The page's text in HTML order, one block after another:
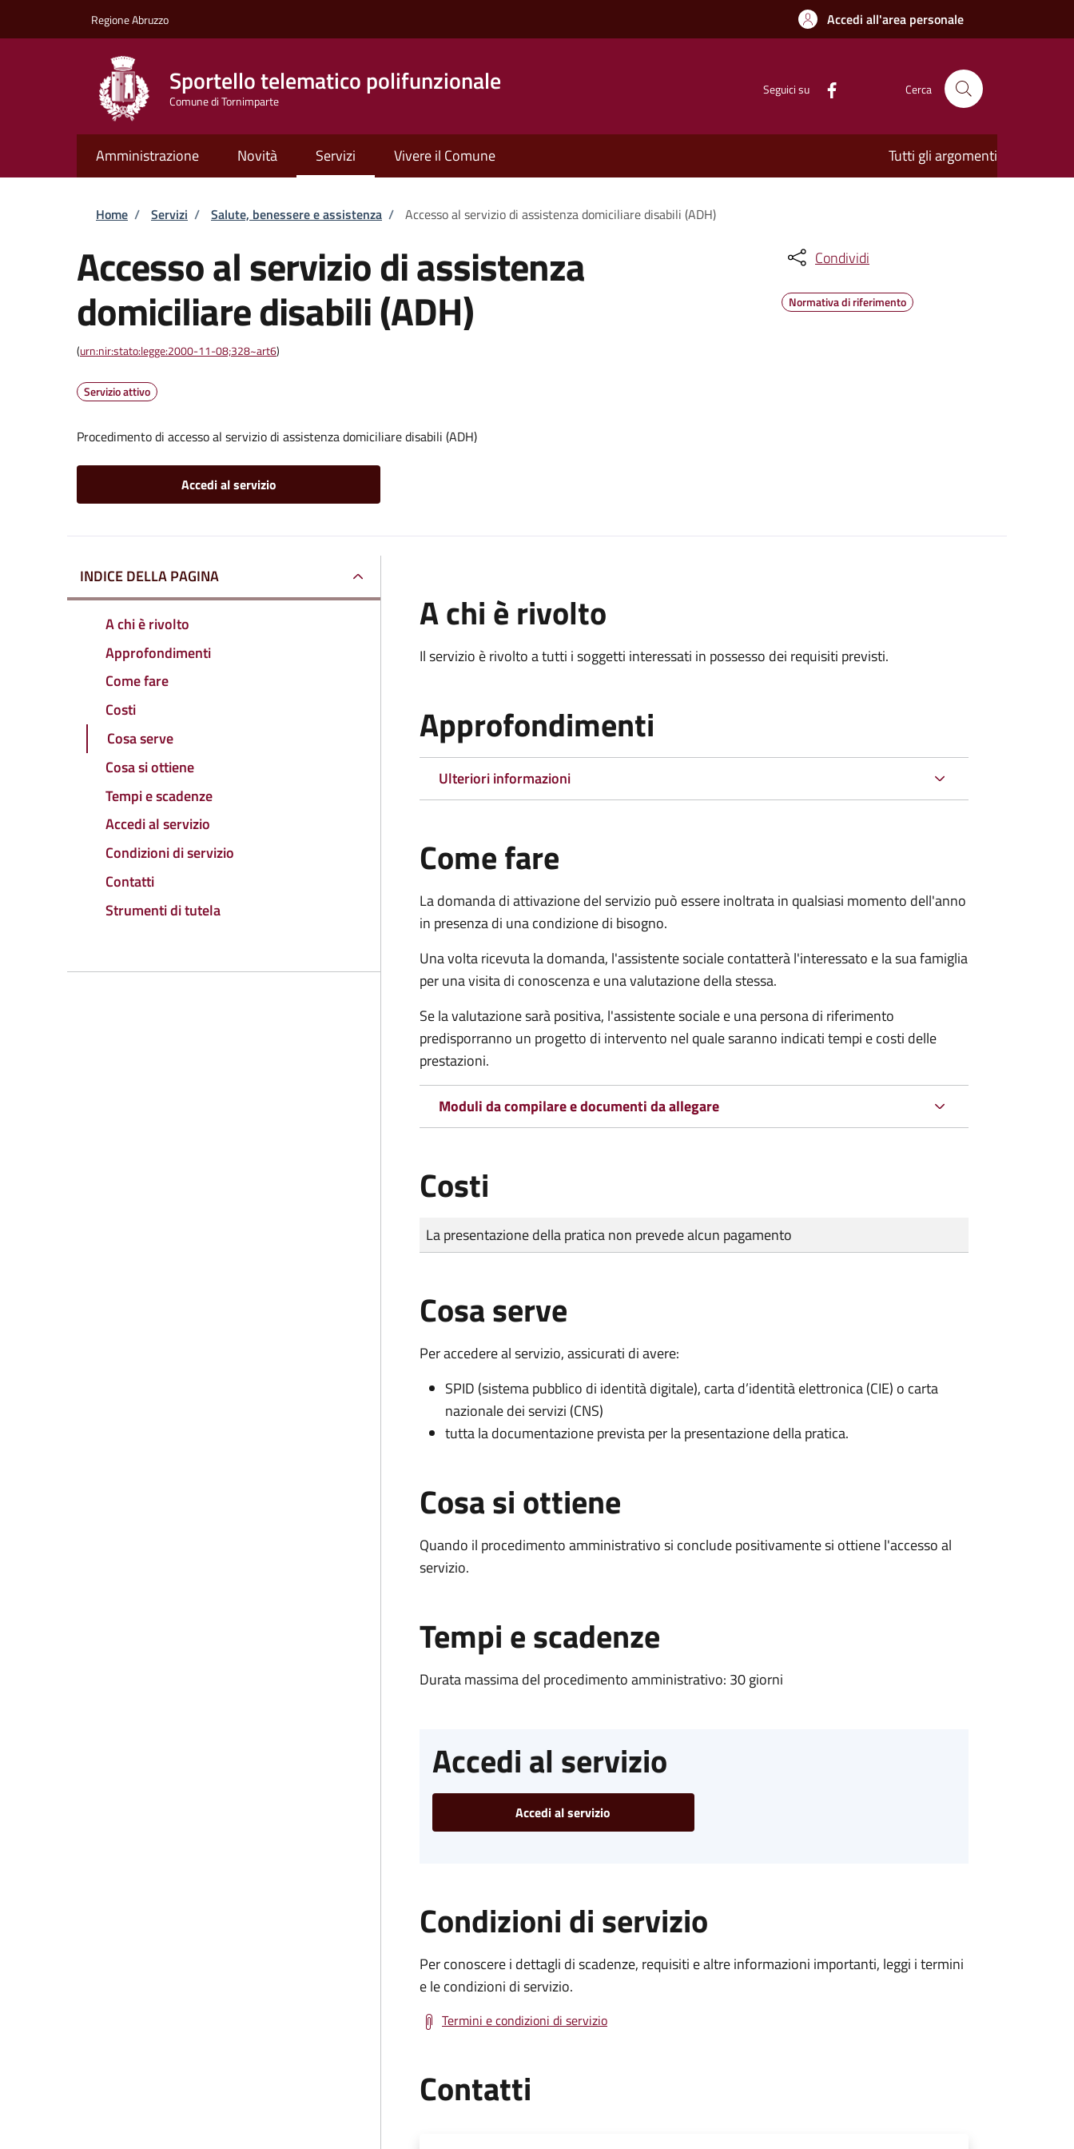
Regione Abruzzo Accedi all'area personale
Sportello telematico polifunzionale
Comune di Tornimparte
Seguici su Cerca
Amministrazione Novità Servizi Vivere il Comune Tutti gli argomenti
Briciole di pane
Home / Servizi / Salute, benessere e assistenza / Accesso al servizio di assistenza domiciliare disabili (ADH)
Accesso al servizio di assistenza
domiciliare disabili (ADH)
(urn:nir:stato:legge:2000-11-08;328~art6)
Servizio attivo
Procedimento di accesso al servizio di assistenza domiciliare disabili (ADH)
Accedi al servizio
Condividi
Normativa di riferimento
INDICE DELLA PAGINA
A chi è rivolto
Approfondimenti
Come fare
Costi
Cosa serve
Cosa si ottiene
Tempi e scadenze
Accedi al servizio
Condizioni di servizio
Contatti
Strumenti di tutela
A chi è rivolto
Il servizio è rivolto a tutti i soggetti interessati in possesso dei requisiti previsti.
Approfondimenti
Ulteriori informazioni
Come fare
La domanda di attivazione del servizio può essere inoltrata in qualsiasi momento dell'anno
in presenza di una condizione di bisogno.
Una volta ricevuta la domanda, l'assistente sociale contatterà l'interessato e la sua famiglia
per una visita di conoscenza e una valutazione della stessa.
Se la valutazione sarà positiva, l'assistente sociale e una persona di riferimento
predisporranno un progetto di intervento nel quale saranno indicati tempi e costi delle
prestazioni.
Moduli da compilare e documenti da allegare
Costi
Tipo di pagamento
Importo
La presentazione della pratica non prevede alcun pagamento
Cosa serve
Per accedere al servizio, assicurati di avere:
SPID (sistema pubblico di identità digitale), carta d’identità elettronica (CIE) o carta
nazionale dei servizi (CNS)
tutta la documentazione prevista per la presentazione della pratica.
Cosa si ottiene
Quando il procedimento amministrativo si conclude positivamente si ottiene l'accesso al
servizio.
Tempi e scadenze
Durata massima del procedimento amministrativo: 30 giorni
Accedi al servizio
Accedi al servizio
Condizioni di servizio
Per conoscere i dettagli di scadenze, requisiti e altre informazioni importanti, leggi i termini
e le condizioni di servizio.
Termini e condizioni di servizio
Contatti